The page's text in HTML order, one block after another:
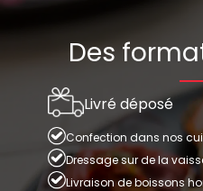
Des
Livré déposé
Confection dans nos
Dressage sur de la
Livraison de boissons